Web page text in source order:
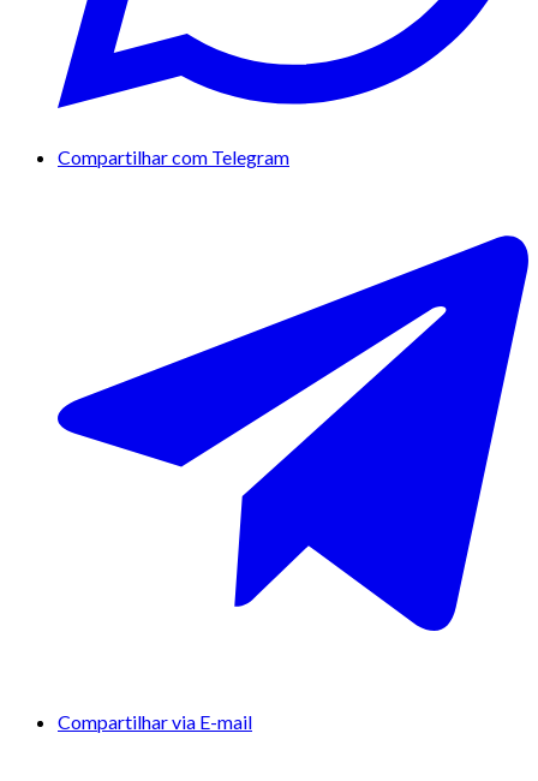
Compartilhar com Telegram
Compartilhar via E-mail